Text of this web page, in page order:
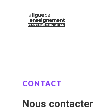
CONTACT
Nous contacter